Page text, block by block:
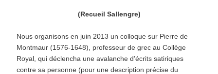
(Recueil Sallengre)
Nous organisons en juin 2013 un colloque sur Pierre de
Montmaur (1576-1648), professeur de grec au Collège
Royal, qui déclencha une avalanche d’écrits satiriques
contre sa personne (pour une description précise du